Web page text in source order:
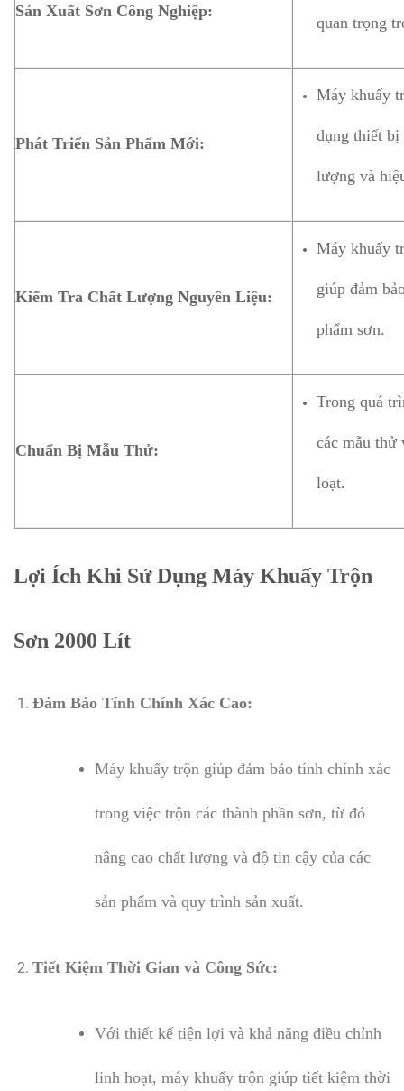
Sản Xuất Sơn Công Nghiệp:
quan trọng
Phát Triển Sản Phẩm Mới:
Máy khuấy
dụng thiết bị
lượng và
Kiểm Tra Chất Lượng Nguyên Liệu:
Máy khuấy
giúp đảm
phẩm sơn.
Chuẩn Bị Mẫu Thử:
Trong quá
các mẫu thử
loạt.
Lợi Ích Khi Sử Dụng Máy Khuấy Trộn
Sơn 2000 Lít
Đảm Bảo Tính Chính Xác Cao:
Máy khuấy trộn giúp đảm bảo tính chính xác
trong việc trộn các thành phần sơn, từ đó
nâng cao chất lượng và độ tin cậy của các
sản phẩm và quy trình sản xuất.
Tiết Kiệm Thời Gian và Công Sức:
Với thiết kế tiện lợi và khả năng điều chỉnh
linh hoạt, máy khuấy trộn giúp tiết kiệm thời